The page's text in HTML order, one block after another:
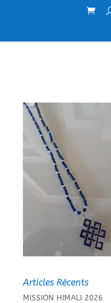
Articles Récents
MISSION HIMALI 2026